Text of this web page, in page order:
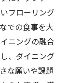
フローリング
での食事を大
ニングの融合
、ダイニング
な願いや課題